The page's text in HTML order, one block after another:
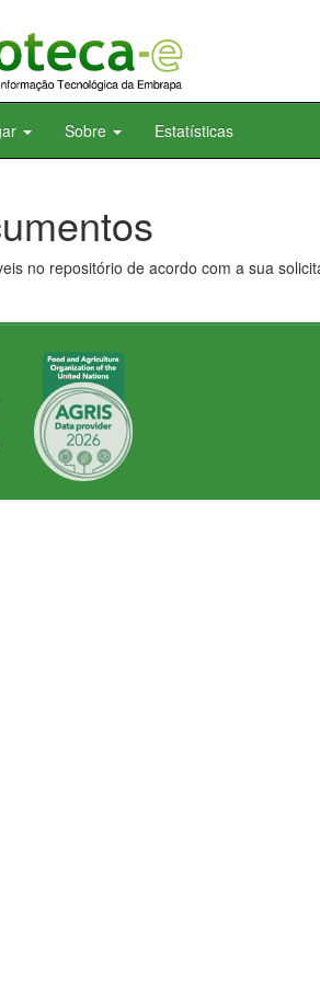
Sobre Estatísticas
no repositório de acordo com a sua